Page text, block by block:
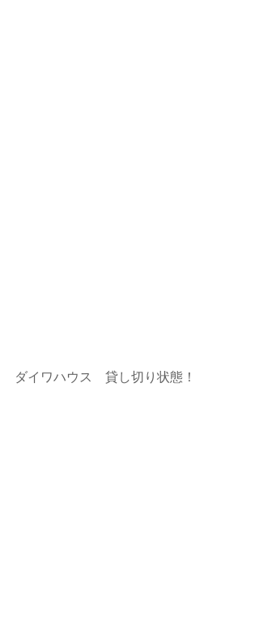
ダイワハウス　貸し切り状態！